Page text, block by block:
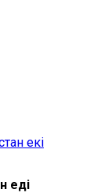
екі
еді